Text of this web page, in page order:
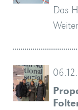
Das